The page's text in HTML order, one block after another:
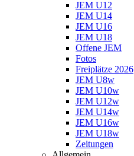
JEM U12
JEM U14
JEM U16
JEM U18
Offene JEM
Fotos
Freiplätze 2026
JEM U8w
JEM U10w
JEM U12w
JEM U14w
JEM U16w
JEM U18w
Zeitungen